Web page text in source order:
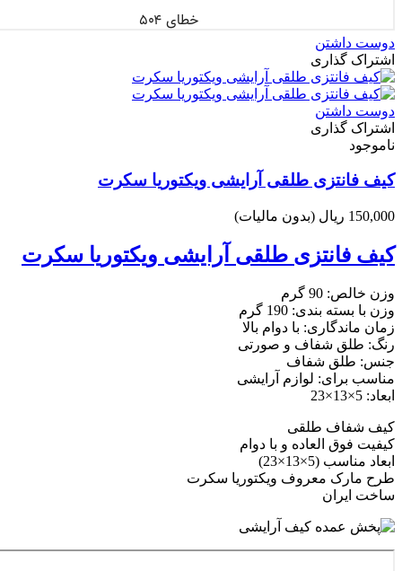
دوست داشتن
اشتراک گذاری
دوست داشتن
اشتراک گذاری
ناموجود
کیف فانتزی طلقی آرایشی ویکتوریا سکرت
150,000 ریال (بدون مالیات)
کیف فانتزی طلقی آرایشی ویکتوریا سکرت
وزن خالص: 90 گرم
وزن با بسته بندی: 190 گرم
زمان ماندگاری: با دوام بالا
رنگ: طلق شفاف و صورتی
جنس: طلق شفاف
مناسب برای: لوازم آرایشی
ابعاد: 5×13×23
کیف شفاف طلقی
کیفیت فوق العاده و با دوام
ابعاد مناسب (5×13×23)
طرح مارک معروف ویکتوریا سکرت
ساخت ایران